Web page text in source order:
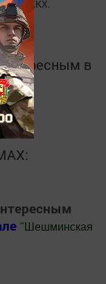
ЖКХ.
в
" Шешминская